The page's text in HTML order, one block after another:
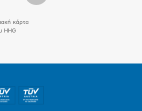
κάρτα
HHG